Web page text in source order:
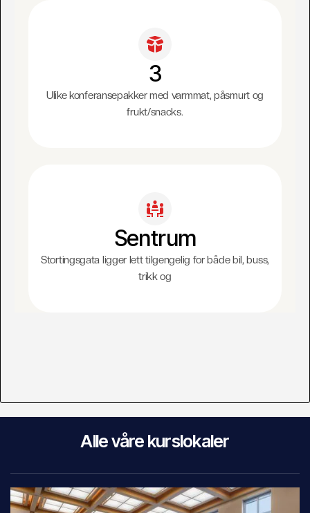
3
Ulike konferansepakker med varmmat, påsmurt og
frukt/snacks.
Sentrum
Stortingsgata ligger lett tilgengelig for både bil, buss,
trikk og
Alle våre kurslokaler